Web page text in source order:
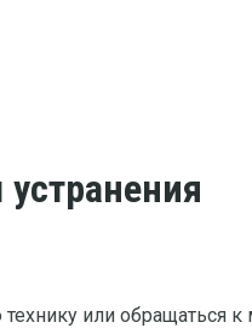
или обращаться